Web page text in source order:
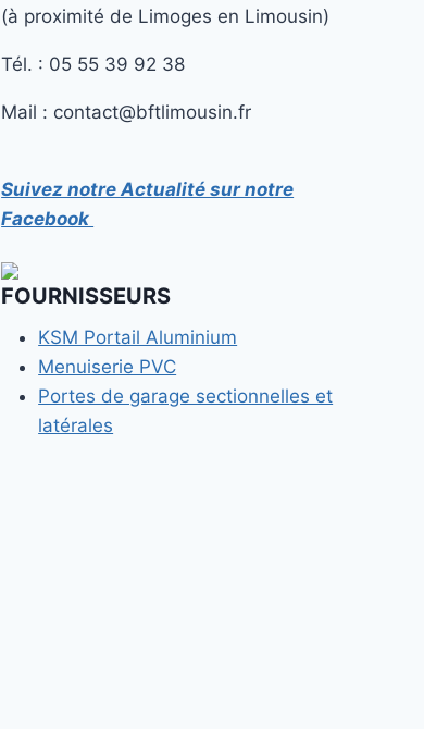
(à proximité de Limoges en Limousin)
Tél. : 05 55 39 92 38
Mail : contact@bftlimousin.fr
Suivez notre Actualité sur notre
Facebook
FOURNISSEURS
KSM Portail Aluminium
Menuiserie PVC
Portes de garage sectionnelles et
latérales